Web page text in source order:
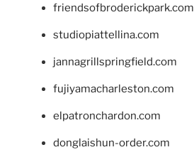
friendsofbroderickpark.com
studiopiattellina.com
jannagrillspringfield.com
fujiyamacharleston.com
elpatronchardon.com
donglaishun-order.com